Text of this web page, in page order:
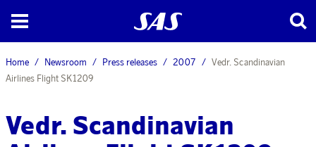
Home Newsroom Press releases 2007
Vedr. Scandinavian
Airlines Flight SK1209
Vedr. Scandinavian